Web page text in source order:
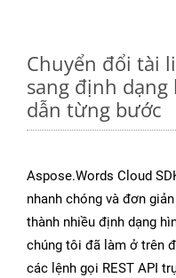
Chuyển đổi tài
sang định
dẫn từng bước
Aspose.Words Cloud
nhanh chóng và đơn
thành nhiều định dạng
chúng tôi đã làm ở trên
các lệnh gọi REST API